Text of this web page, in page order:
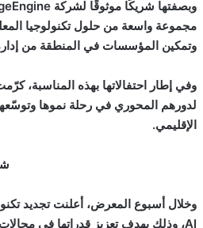
وبصفتها شريكًا موثوقًا لشركة
مجموعة واسعة من حلول تكنولوجيا
وتمكين المؤسسات في المنطقة من إدارة
وفي إطار احتفالاتها بهذه المناسبة،
لدورهم المحوري في رحلة نموها
الإقليمي.
وخلال أسبوع المعرض، أعلنت تجديد
AI، وذلك بهدف تعزيز قدراتها في